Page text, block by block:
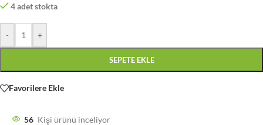
4 adet stokta
- +
SEPETE EKLE
Favorilere Ekle
56 Kişi ürünü inceliyor